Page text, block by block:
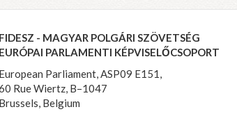
FIDESZ - MAGYAR POLGÁRI SZÖVETSÉG
EURÓPAI PARLAMENTI KÉPVISELŐCSOPORT
European Parliament, ASP09 E151,
Rue Wiertz, B–1047
Brussels, Belgium